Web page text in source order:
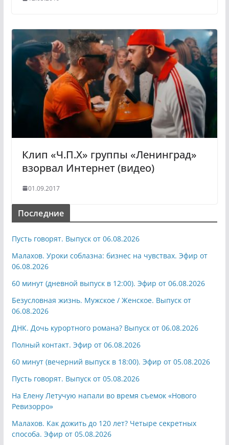
Клип «Ч.П.Х» группы «Ленинград»
взорвал Интернет (видео)
01.09.2017
Последние
Пусть говорят. Выпуск от 06.08.2026
Малахов. Уроки соблазна: бизнес на чувствах. Эфир от
06.08.2026
60 минут (дневной выпуск в 12:00). Эфир от 06.08.2026
Безусловная жизнь. Мужское / Женское. Выпуск от
06.08.2026
ДНК. Дочь курортного романа? Выпуск от 06.08.2026
Полный контакт. Эфир от 06.08.2026
60 минут (вечерний выпуск в 18:00). Эфир от 05.08.2026
Пусть говорят. Выпуск от 05.08.2026
На Елену Летучую напали во время съемок «Нового
Ревизорро»
Малахов. Как дожить до 120 лет? Четыре секретных
способа. Эфир от 05.08.2026